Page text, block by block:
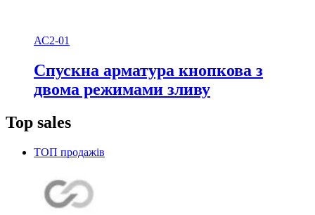
АС2-01
Спускна арматура кнопкова з
двома режимами зливу
Top sales
ТОП продажів